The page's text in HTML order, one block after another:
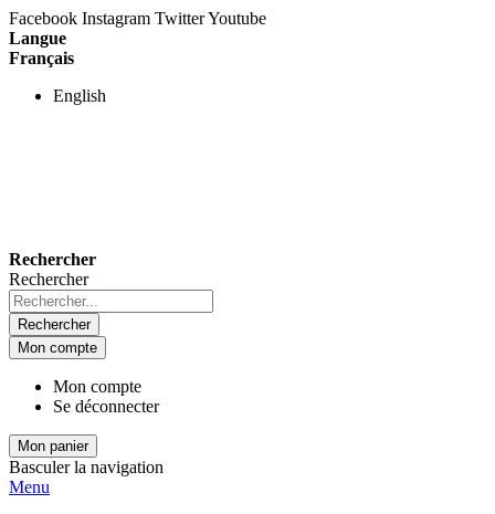
Facebook Instagram TwitterYoutube
Langue
Français
English
Rechercher
Rechercher
Rechercher
Mon compte
Mon compte
Se déconnecter
Mon panier
Basculer la navigation
Menu